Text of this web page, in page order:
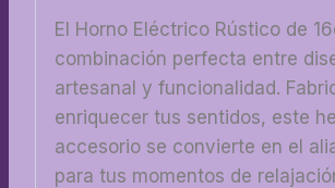
El Horno Eléctrico Rústico de
combinación perfecta entre
artesanal y funcionalidad.
enriquecer tus sentidos, este
accesorio se convierte en el
para tus momentos de